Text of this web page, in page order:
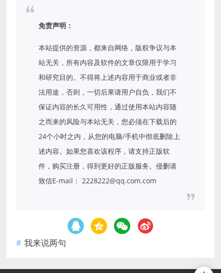
免责声明：
本站提供的资源，都来自网络，版权争议与本
站无关，所有内容及软件的文章仅限用于学习
和研究目的。不得将上述内容用于商业或者非
法用途，否则，一切后果请用户自负，我们不
保证内容的长久可用性，通过使用本站内容随
之而来的风险与本站无关，您必须在下载后的
24个小时之内，从您的电脑/手机中彻底删除上
述内容。如果您喜欢该程序，请支持正版软
件，购买注册，得到更好的正版服务。侵删请
致信E-mail： 2228222@qq.com.com
我来说两句